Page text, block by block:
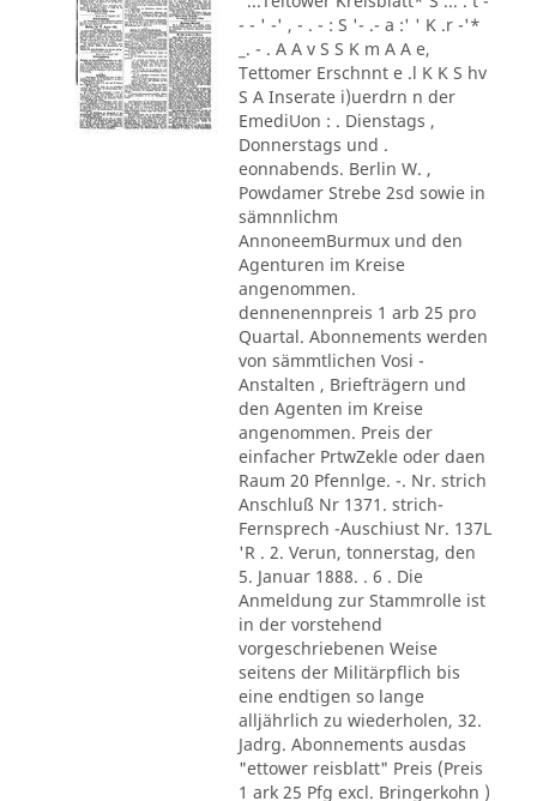
- - ' -' , - . - : S '- .- a :' ' K .r -'*
_. - . A A v S S K m A A e,
Tettomer Erschnnt e .l K K S hv
S A Inserate i)uerdrn n der
EmediUon : . Dienstags ,
Donnerstags und .
eonnabends. Berlin W. ,
Powdamer Strebe 2sd sowie in
sämnnlichm
AnnoneemBurmux und den
Agenturen im Kreise
angenommen.
dennenennpreis 1 arb 25 pro
Quartal. Abonnements werden
von sämmtlichen Vosi -
Anstalten , Briefträgern und
den Agenten im Kreise
angenommen. Preis der
einfacher PrtwZekle oder daen
Raum 20 Pfennlge. -. Nr. strich
Anschluß Nr 1371. strich-
Fernsprech -Auschiust Nr. 137L
'R . 2. Verun, tonnerstag, den
5. Januar 1888. . 6 . Die
Anmeldung zur Stammrolle ist
in der vorstehend
vorgeschriebenen Weise
seitens der Militärpflich bis
eine endtigen so lange
alljährlich zu wiederholen, 32.
Jadrg. Abonnements ausdas
"ettower reisblatt" Preis (Preis
1 ark 25 Pfg excl. Bringerkohn )